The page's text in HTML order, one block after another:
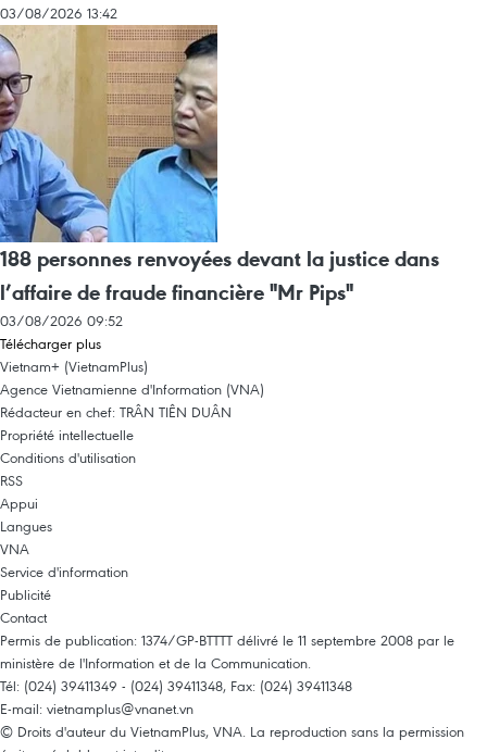
03/08/2026 13:42
188 personnes renvoyées devant la justice dans
l’affaire de fraude financière "Mr Pips"
03/08/2026 09:52
Télécharger plus
Vietnam+ (VietnamPlus)
Agence Vietnamienne d'Information (VNA)
Rédacteur en chef: TRÂN TIÊN DUÂN
Propriété intellectuelle
Conditions d'utilisation
RSS
Appui
Langues
VNA
Service d'information
Publicité
Contact
Permis de publication: 1374/GP-BTTTT délivré le 11 septembre 2008 par le
ministère de l'Information et de la Communication.
Tél: (024) 39411349 - (024) 39411348, Fax: (024) 39411348
E-mail: vietnamplus@vnanet.vn
© Droits d'auteur du VietnamPlus, VNA. La reproduction sans la permission